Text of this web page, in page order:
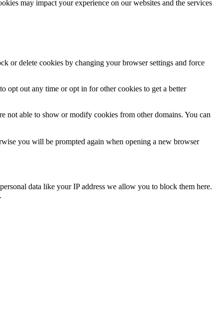
may impact your experience on our websites and the services
or delete cookies by changing your browser settings and force
opt out any time or opt in for other cookies to get a better
not able to show or modify cookies from other domains. You can
you will be prompted again when opening a new browser
data like your IP address we allow you to block them here.